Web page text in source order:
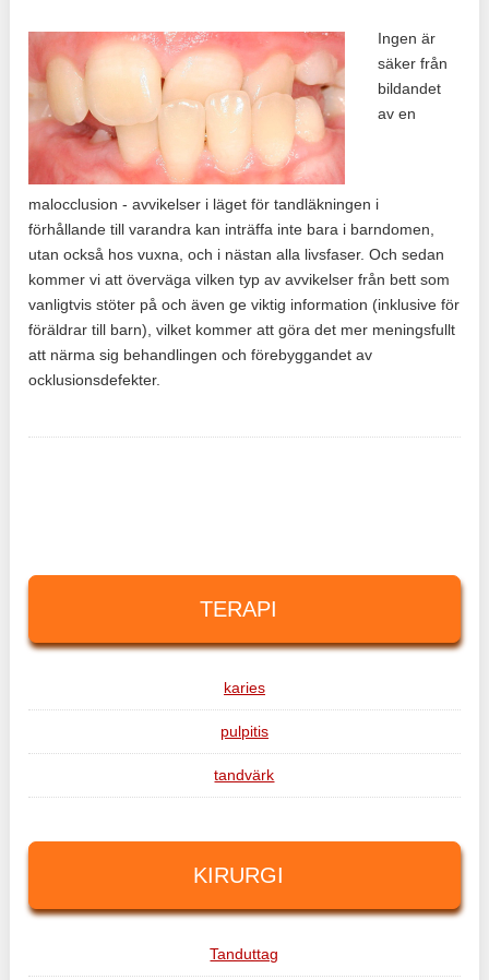
Ingen är
säker från
bildandet
av en
malocclusion - avvikelser i läget för tandläkningen i
förhållande till varandra kan inträffa inte bara i barndomen,
utan också hos vuxna, och i nästan alla livsfaser. Och sedan
kommer vi att överväga vilken typ av avvikelser från bett som
vanligtvis stöter på och även ge viktig information (inklusive för
föräldrar till barn), vilket kommer att göra det mer meningsfullt
att närma sig behandlingen och förebyggandet av
ocklusionsdefekter.
TERAPI
karies
pulpitis
tandvärk
KIRURGI
Tanduttag